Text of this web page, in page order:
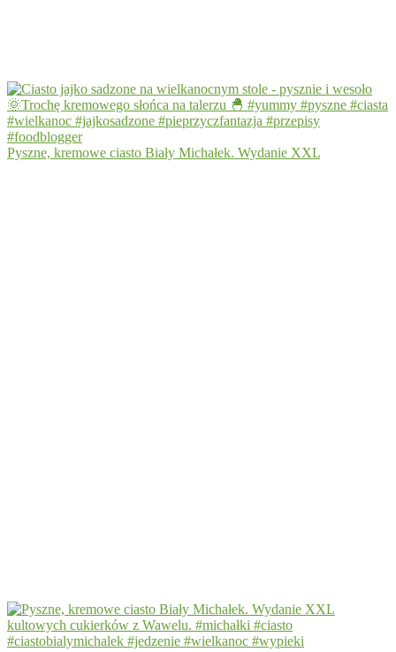
Pyszne, kremowe ciasto Biały Michałek. Wydanie XXL